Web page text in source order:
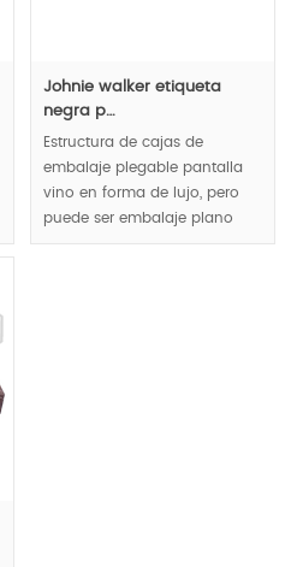
Johnie walker etiqueta
negra p…
Estructura de cajas de
embalaje plegable pantalla
vino en forma de lujo, pero
puede ser embalaje plano
para ahorrar costos de